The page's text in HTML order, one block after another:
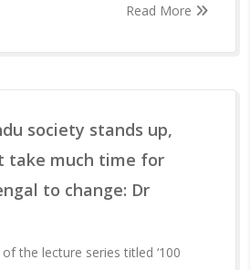
Read More
society stands up,
take much time for
to change: Dr
the lecture series titled ‘100